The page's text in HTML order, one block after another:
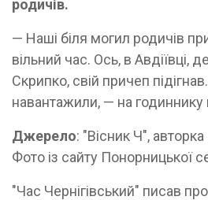
родичів.
— Наші біля могил родичів
вільний час. Ось, в Авдіївці,
Скрипко, свій причеп
навантажили, — на годиннику
Джерело: "Вісник Ч",
Фото із сайту Понорницької
"Час Чернігівський" писав